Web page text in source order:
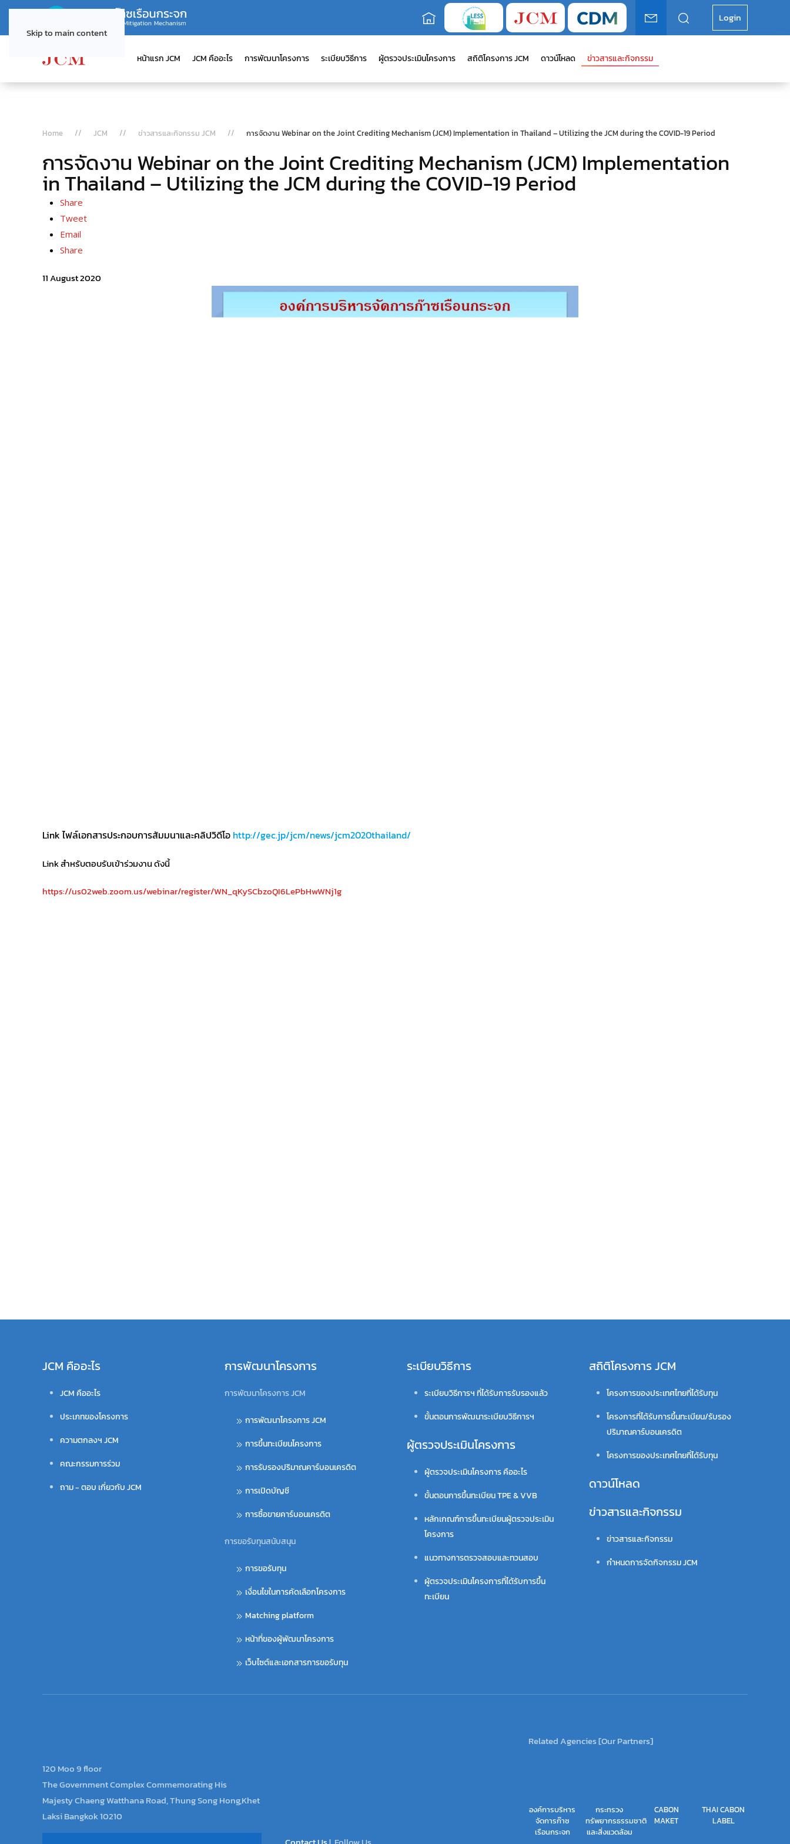
Skip to main content
Login
หน้าแรก JCM JCM คืออะไร การพัฒนาโครงการ ระเบียบวิธีการ ผู้ตรวจประเมินโครงการ สถิติโครงการ JCM ดาวน์โหลด ข่าวสารและกิจกรรม
Home JCM ข่าวสารและกิจกรรม JCM การจัดงาน Webinar on the Joint Crediting Mechanism (JCM) Implementation in Thailand – Utilizing the JCM during the COVID-19 Period
การจัดงาน Webinar on the Joint Crediting Mechanism (JCM) Implementation
in Thailand – Utilizing the JCM during the COVID-19 Period
Share
Tweet
Email
Share
11 August 2020
Link ไฟล์เอกสารประกอบการสัมมนาและคลิปวิดีโอ http://gec.jp/jcm/news/jcm2020thailand/
Link สำหรับตอบรับเข้าร่วมงาน ดังนี้
https://us02web.zoom.us/webinar/register/WN_qKySCbzoQI6LePbHwWNj1g
JCM คืออะไร
JCM คืออะไร
ประเภทของโครงการ
ความตกลงฯ JCM
คณะกรรมการร่วม
ถาม - ตอบ เกี่ยวกับ JCM
การพัฒนาโครงการ
การพัฒนาโครงการ JCM
การพัฒนาโครงการ JCM
การขึ้นทะเบียนโครงการ
การรับรองปริมาณคาร์บอนเครดิต
การเปิดบัญชี
การซื้อขายคาร์บอนเครดิต
การขอรับทุนสนับสนุน
การขอรับทุน
เงื่อนไขในการคัดเลือกโครงการ
Matching platform
หน้าที่ของผู้พัฒนาโครงการ
เว็บไซต์และเอกสารการขอรับทุน
ระเบียบวิธีการ
ระเบียบวิธีการฯ ที่ได้รับการรับรองแล้ว
ขั้นตอนการพัฒนาระเบียบวิธีการฯ
ผู้ตรวจประเมินโครงการ
ผู้ตรวจประเมินโครงการ คืออะไร
ขั้นตอนการขึ้นทะเบียน TPE & VVB
หลักเกณฑ์การขึ้นทะเบียนผู้ตรวจประเมิน
โครงการ
แนวทางการตรวจสอบและทวนสอบ
ผู้ตรวจประเมินโครงการที่ได้รับการขึ้น
ทะเบียน
สถิติโครงการ JCM
โครงการของประเทศไทยที่ได้รับทุน
โครงการที่ได้รับการขึ้นทะเบียน/รับรอง
ปริมาณคาร์บอนเครดิต
โครงการของประเทศไทยที่ได้รับทุน
ดาวน์โหลด
ข่าวสารและกิจกรรม
ข่าวสารและกิจกรรม
กำหนดการจัดกิจกรรม JCM
120 Moo 9 floor
The Government Complex Commemorating His
Majesty Chaeng Watthana Road, Thung Song Hong,Khet
Laksi Bangkok 10210
Related Agencies [Our Partners]
องค์การบริหาร
จัดการก๊าซ
เรือนกระจก
กระทรวง
ทรัพยากรธรรมชาติ
และสิ่งแวดล้อม
CABON
MAKET
THAI CABON
LABEL